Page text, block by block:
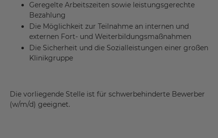
Geregelte Arbeitszeiten sowie leistungsgerechte
Bezahlung
Die Möglichkeit zur Teilnahme an internen und
externen Fort- und Weiterbildungsmaßnahmen
Die Sicherheit und die Sozialleistungen einer großen
Klinikgruppe
Die vorliegende Stelle ist für schwerbehinderte Bewerber
(w/m/d) geeignet.